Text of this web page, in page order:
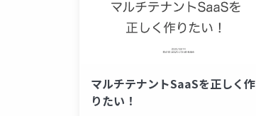
マルチテナントSaaSを正しく作
りたい！